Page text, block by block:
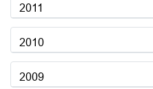
2011
2010
2009